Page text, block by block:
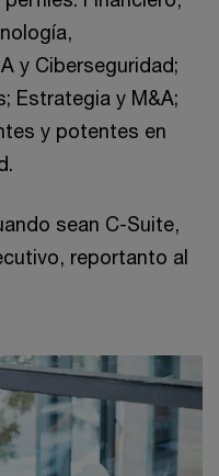
y Ciberseguridad;
Estrategia y M&A;
y potentes en
sean C-Suite,
reportanto al